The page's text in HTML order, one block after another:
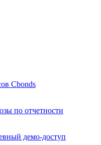
Cbonds
по отчетности
демо-доступ